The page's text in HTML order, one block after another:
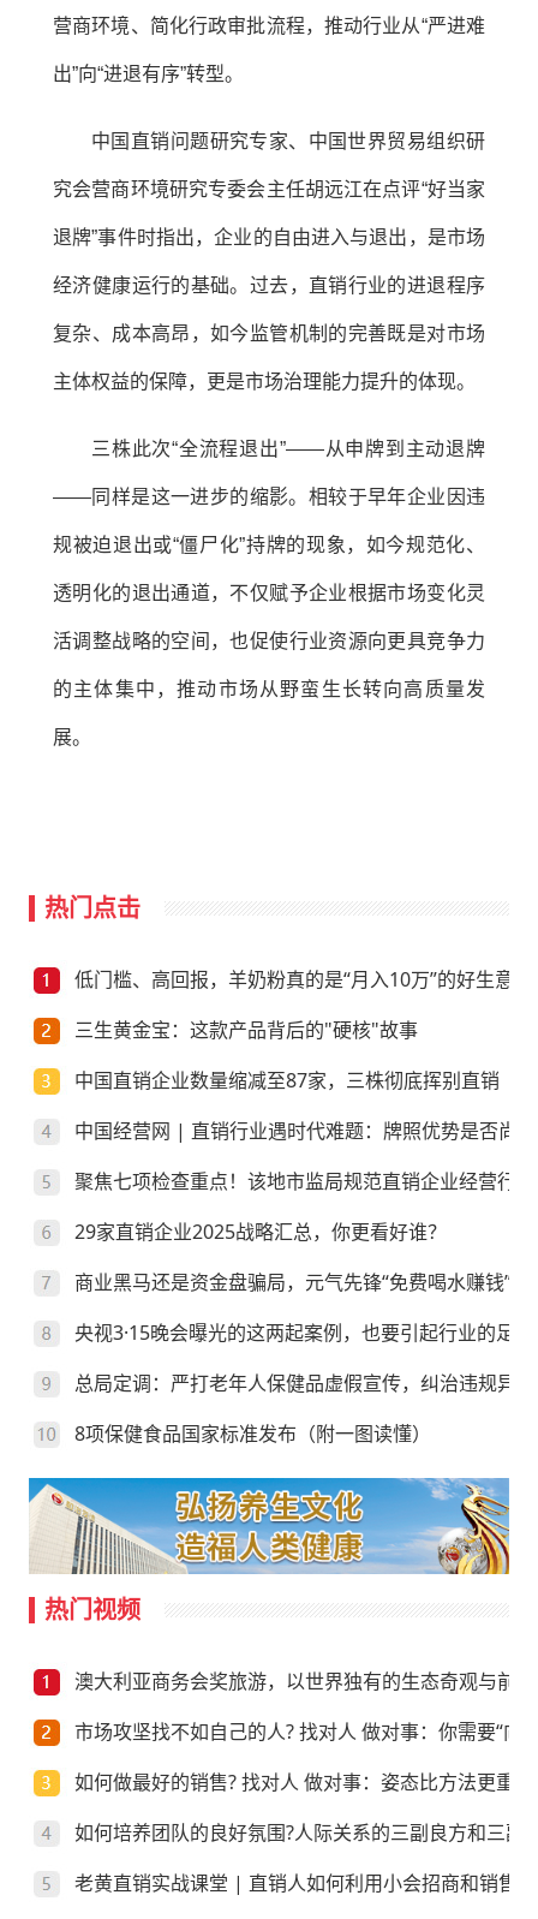
营商环境、简化行政审批流程，推动行业从“严进难
出”向“进退有序”转型。
中国直销问题研究专家、中国世界贸易组织研
究会营商环境研究专委会主任胡远江在点评“好当家
退牌”事件时指出，企业的自由进入与退出，是市场
经济健康运行的基础。过去，直销行业的进退程序
复杂、成本高昂，如今监管机制的完善既是对市场
主体权益的保障，更是市场治理能力提升的体现。
三株此次“全流程退出”——从申牌到主动退牌
——同样是这一进步的缩影。相较于早年企业因违
规被迫退出或“僵尸化”持牌的现象，如今规范化、
透明化的退出通道，不仅赋予企业根据市场变化灵
活调整战略的空间，也促使行业资源向更具竞争力
的主体集中，推动市场从野蛮生长转向高质量发
展。
热门点击
低门槛、高回报，羊奶粉真的是“月入10万”的好生意？
三生黄金宝：这款产品背后的"硬核"故事
中国直销企业数量缩减至87家，三株彻底挥别直销
中国经营网 | 直销行业遇时代难题：牌照优势是否尚存
聚焦七项检查重点！该地市监局规范直销企业经营行为
29家直销企业2025战略汇总，你更看好谁？
商业黑马还是资金盘骗局，元气先锋“免费喝水赚钱”靠
央视3·15晚会曝光的这两起案例，也要引起行业的足
总局定调：严打老年人保健品虚假宣传，纠治违规异
8项保健食品国家标准发布（附一图读懂）
热门视频
澳大利亚商务会奖旅游，以世界独有的生态奇观与前
市场攻坚找不如自己的人? 找对人 做对事：你需要“向
如何做最好的销售? 找对人 做对事：姿态比方法更重要!
如何培养团队的良好氛围?人际关系的三副良方和三副
老黄直销实战课堂 | 直销人如何利用小会招商和销售